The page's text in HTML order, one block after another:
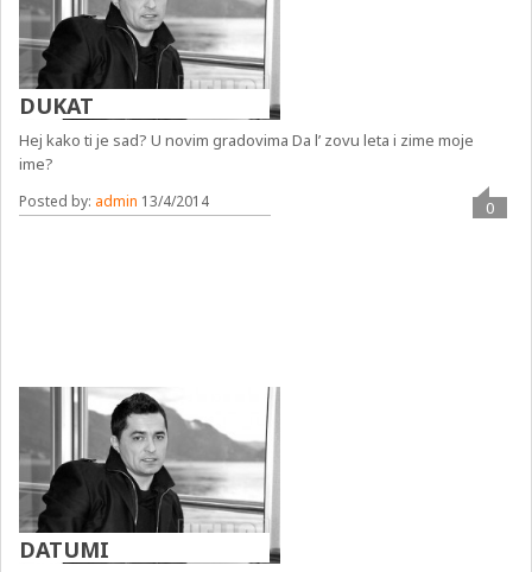
DUKAT
Hej kako ti je sad? U novim gradovima Da l’ zovu leta i zime moje
ime?
Posted by: admin 13/4/2014 0
DATUMI